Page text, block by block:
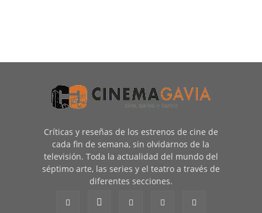
Críticas y reseñas de los estrenos de cine de
cada fin de semana, sin olvidarnos de la
televisión. Toda la actualidad del mundo del
séptimo arte, las series y el teatro a través de
diferentes secciones.